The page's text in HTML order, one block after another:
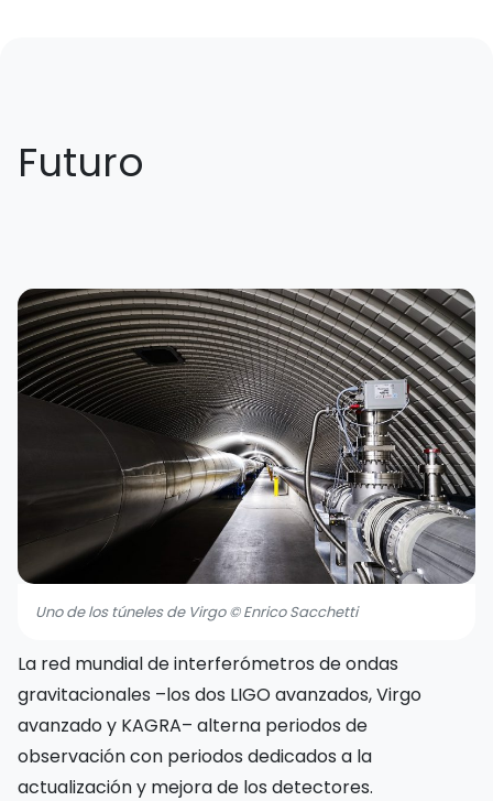
Futuro
Uno de los túneles de Virgo © Enrico Sacchetti
La red mundial de interferómetros de ondas
gravitacionales –los dos LIGO avanzados, Virgo
avanzado y KAGRA– alterna periodos de
observación con periodos dedicados a la
actualización y mejora de los detectores.